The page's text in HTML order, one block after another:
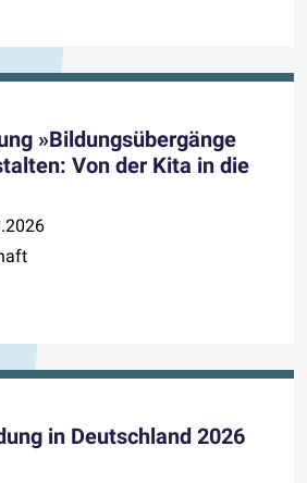
»Bildungsübergänge
Von der Kita in die
in Deutschland 2026